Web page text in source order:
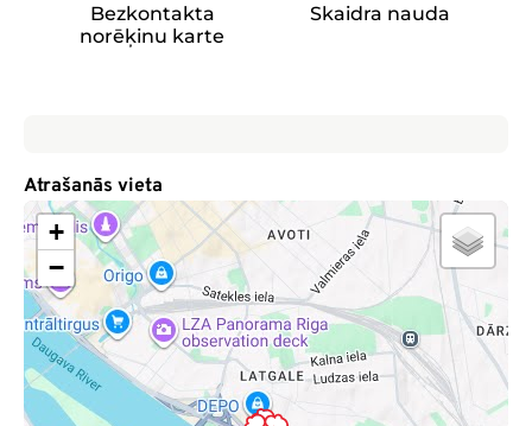
Bezkontakta
norēķinu karte
Skaidra nauda
Atrašanās vieta
+
−